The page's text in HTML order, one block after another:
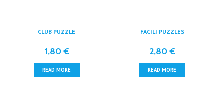
CLUB PUZZLE
1,80€
READ MORE
FACILI PUZZLES
2,80€
READ MORE